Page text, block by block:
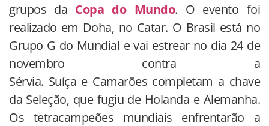
grupos da Copa do Mundo. O evento foi
realizado em Doha, no Catar. O Brasil está no
Grupo G do Mundial e vai estrear no dia 24 de
novembro contra a
Sérvia. Suíça e Camarões completam a chave
da Seleção, que fugiu de Holanda e Alemanha.
Os tetracampeões mundiais enfrentarão a